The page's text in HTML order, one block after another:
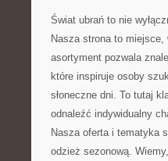
Świat ubrań to nie
Nasza strona to
asortyment pozwala
które inspiruje osoby
słoneczne dni. To tutaj
odnaleźć indywidualny
Nasza oferta i tematyka
odzież sezonową.